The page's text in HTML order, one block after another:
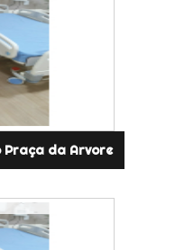
Praça da Arvore